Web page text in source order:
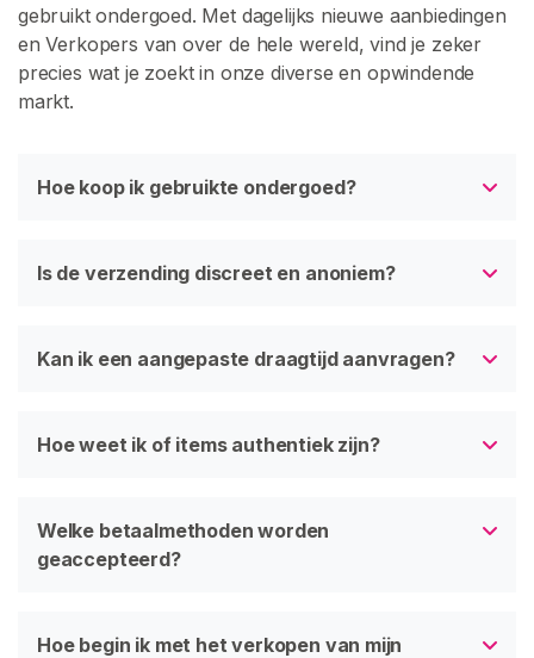
gebruikt ondergoed. Met dagelijks nieuwe aanbiedingen
en Verkopers van over de hele wereld, vind je zeker
precies wat je zoekt in onze diverse en opwindende
markt.
Hoe koop ik gebruikte ondergoed?
Is de verzending discreet en anoniem?
Kan ik een aangepaste draagtijd aanvragen?
Hoe weet ik of items authentiek zijn?
Welke betaalmethoden worden
geaccepteerd?
Hoe begin ik met het verkopen van mijn